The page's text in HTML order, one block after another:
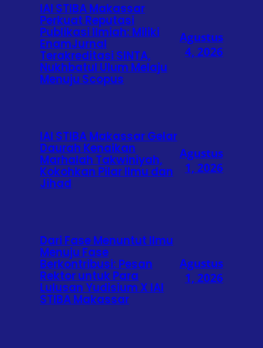
IAI STIBA Makassar
Perkuat Reputasi
Publikasi Ilmiah: Miliki
EnamJurnal
Terakreditasi SINTA,
Nukhbatul Ulum Melaju
Menuju Scopus
Agustus
4, 2026
IAI STIBA Makassar Gelar
Daurah Kenaikan
Marhalah Takwiniyah,
Kokohkan Pilar Ilmu dan
Jihad
Agustus
1, 2026
Dari Fase Menuntut Ilmu
Menuju Fase
Berkontribusi: Pesan
Rektor untuk Para
Lulusan Yudisium X IAI
STIBA Makassar
Agustus
1, 2026